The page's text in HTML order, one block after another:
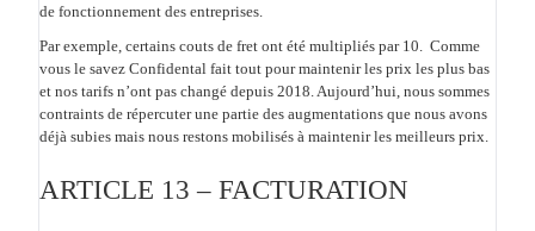
de fonctionnement des entreprises.
Par exemple, certains couts de fret ont été multipliés par 10. Comme
vous le savez Confidental fait tout pour maintenir les prix les plus bas
et nos tarifs n’ont pas changé depuis 2018. Aujourd’hui, nous sommes
contraints de répercuter une partie des augmentations que nous avons
déjà subies mais nous restons mobilisés à maintenir les meilleurs prix.
ARTICLE 13 – FACTURATION